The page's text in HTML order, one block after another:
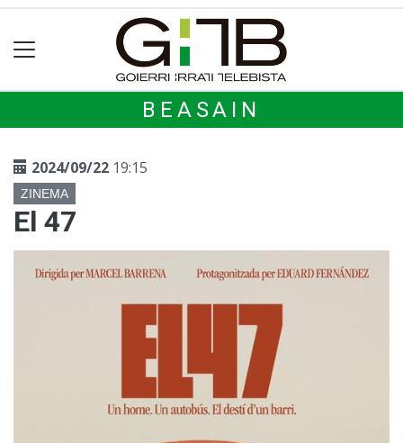
BEASAIN
2024/09/22 19:15
ZINEMA
El 47